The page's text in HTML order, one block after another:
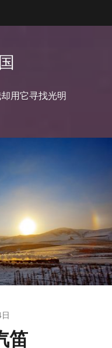
用它寻找光明
笛